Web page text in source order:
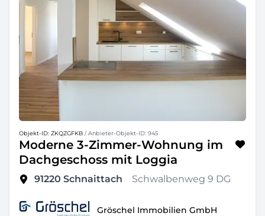
Objekt-ID: ZKQZGFKB / Anbieter-Objekt-ID: 945
Moderne 3-Zimmer-Wohnung im
Dachgeschoss mit Loggia
91220 Schnaittach Schwalbenweg 9 DG
Gröschel Immobilien GmbH